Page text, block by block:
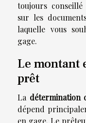
toujours
sur les
laquelle vous
gage.
Le montant
prêt
La détermination
dépend